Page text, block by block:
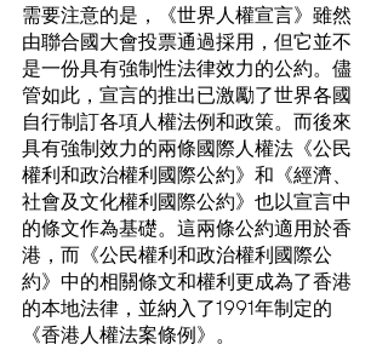
需要注意的是，《世界人權宣言》雖然
由聯合國大會投票通過採用，但它並不
是一份具有強制性法律效力的公約。儘
管如此，宣言的推出已激勵了世界各國
自行制訂各項人權法例和政策。而後來
具有強制效力的兩條國際人權法《公民
權利和政治權利國際公約》和《經濟、
社會及文化權利國際公約》也以宣言中
的條文作為基礎。這兩條公約適用於香
港，而《公民權利和政治權利國際公
約》中的相關條文和權利更成為了香港
的本地法律，並納入了1991年制定的
《香港人權法案條例》。